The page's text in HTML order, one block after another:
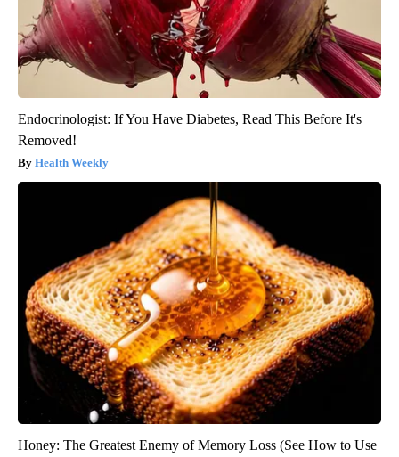
Endocrinologist: If You Have Diabetes, Read This Before It's
Removed!
Health Weekly
Honey: The Greatest Enemy of Memory Loss (See How to Use